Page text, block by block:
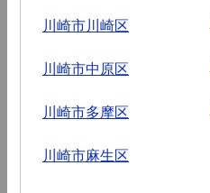
川崎市川崎区
川崎市中原区
川崎市多摩区
川崎市麻生区